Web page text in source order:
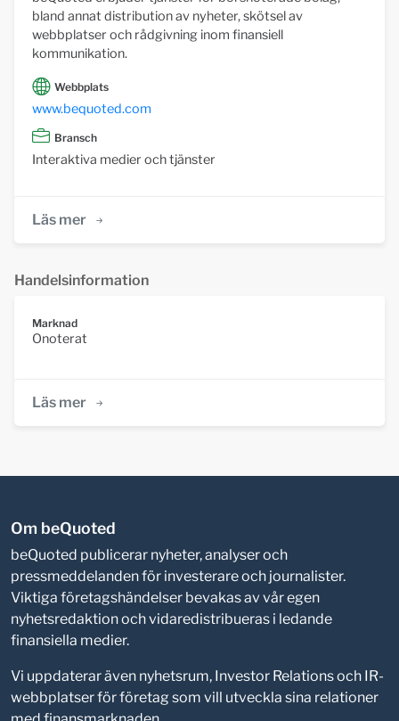
bland annat distribution av nyheter, skötsel av
webbplatser och rådgivning inom finansiell
kommunikation.
Webbplats
www.bequoted.com
Bransch
Interaktiva medier och tjänster
Läs mer
Handelsinformation
Marknad
Onoterat
Läs mer
Om beQuoted
beQuoted publicerar nyheter, analyser och
pressmeddelanden för investerare och journalister.
Viktiga företagshändelser bevakas av vår egen
nyhetsredaktion och vidaredistribueras i ledande
finansiella medier.
Vi uppdaterar även nyhetsrum, Investor Relations och IR-
webbplatser för företag som vill utveckla sina relationer